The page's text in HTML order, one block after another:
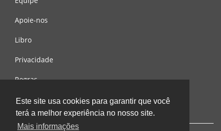
Este site usa cookies para garantir que você
terá a melhor experiência no nosso site.
Mais informações
Apoie-nos
Libro
Privacidade
Regras
Contacte-nos